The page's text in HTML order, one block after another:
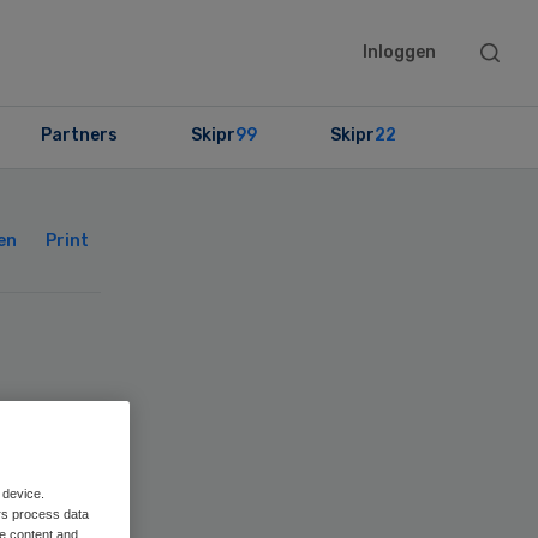
Inloggen
Search
Partners Skipr99 Skipr22
Print
process data
content and